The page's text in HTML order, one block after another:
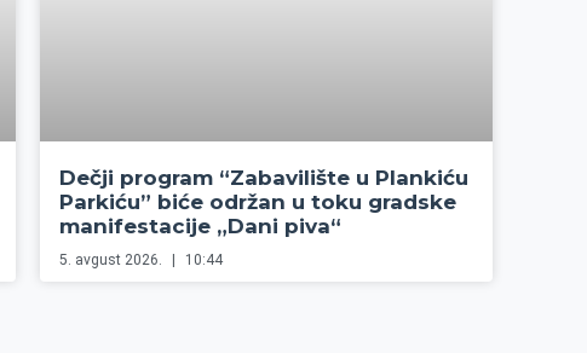
Dečji program “Zabavilište u Plankiću
Parkiću” biće održan u toku gradske
manifestacije „Dani piva“
5. avgust 2026. 10:44